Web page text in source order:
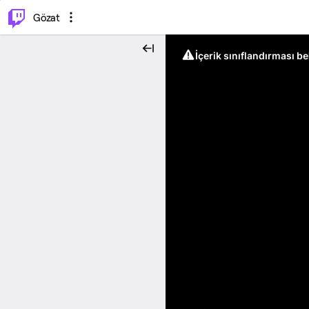
Gözat
İçerik sınıflandırması